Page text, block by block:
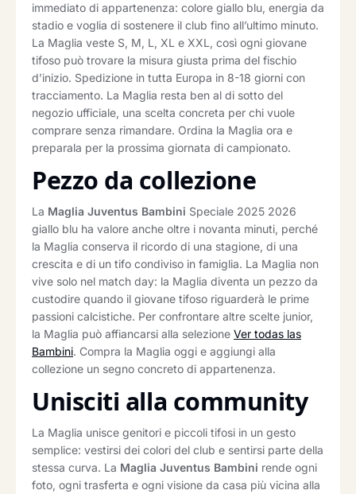
immediato di appartenenza: colore giallo blu, energia da
stadio e voglia di sostenere il club fino all’ultimo minuto.
La Maglia veste S, M, L, XL e XXL, così ogni giovane
tifoso può trovare la misura giusta prima del fischio
d’inizio. Spedizione in tutta Europa in 8-18 giorni con
tracciamento. La Maglia resta ben al di sotto del
negozio ufficiale, una scelta concreta per chi vuole
comprare senza rimandare. Ordina la Maglia ora e
preparala per la prossima giornata di campionato.
Pezzo da collezione
La Maglia Juventus Bambini Speciale 2025 2026
giallo blu ha valore anche oltre i novanta minuti, perché
la Maglia conserva il ricordo di una stagione, di una
crescita e di un tifo condiviso in famiglia. La Maglia non
vive solo nel match day: la Maglia diventa un pezzo da
custodire quando il giovane tifoso riguarderà le prime
passioni calcistiche. Per confrontare altre scelte junior,
la Maglia può affiancarsi alla selezione Ver todas las
Bambini. Compra la Maglia oggi e aggiungi alla
collezione un segno concreto di appartenenza.
Unisciti alla community
La Maglia unisce genitori e piccoli tifosi in un gesto
semplice: vestirsi dei colori del club e sentirsi parte della
stessa curva. La Maglia Juventus Bambini rende ogni
foto, ogni trasferta e ogni visione da casa più vicina alla